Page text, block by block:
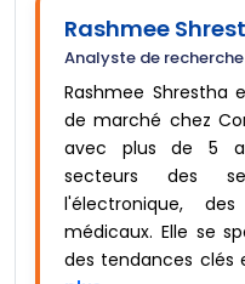
Rashmee
Analyste de
Rashmee Shrestha
de marché chez
avec plus de 5
secteurs des
l'électronique,
médicaux. Elle se
des tendances clés